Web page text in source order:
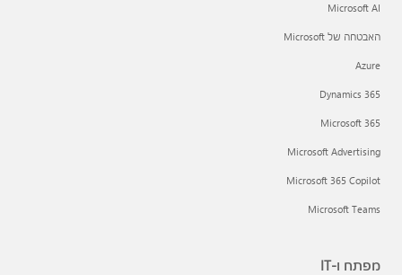
Microsoft AI
האבטחה של Microsoft
Azure
Dynamics 365
Microsoft 365
Microsoft Advertising
Microsoft 365 Copilot
Microsoft Teams
מפתח ו-IT